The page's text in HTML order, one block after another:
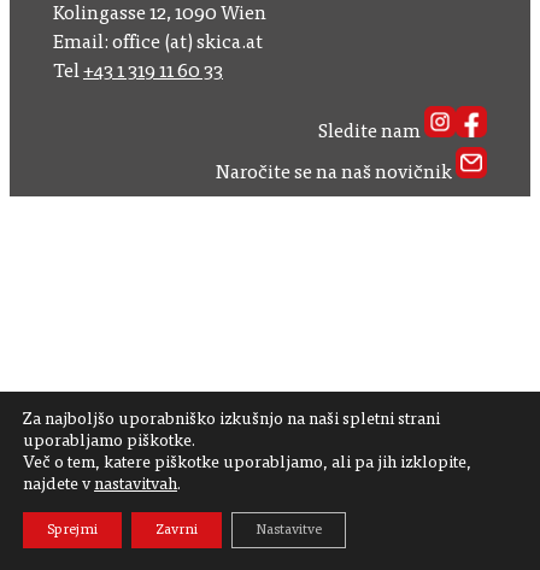
Za najboljšo uporabniško izkušnjo na naši spletni strani
uporabljamo piškotke.
Več o tem, katere piškotke uporabljamo, ali pa jih izklopite,
najdete v nastavitvah.
Sprejmi Zavrni Nastavitve
Kolingasse 12, 1090 Wien
Email: office (at) skica.at
Tel+43 1 319 11 60 33
Sledite nam
Naročite se na naš novičnik